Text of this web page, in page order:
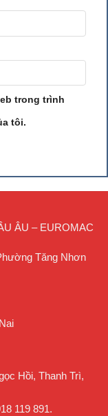
lồng Model HP –
trong trình
tôi.
ÂU – EUROMAC
Tăng Nhơn
Hồi, Thanh Trì,
119 891.